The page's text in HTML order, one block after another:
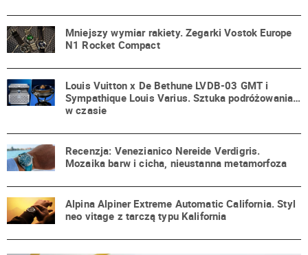
Mniejszy wymiar rakiety. Zegarki Vostok Europe
N1 Rocket Compact
Louis Vuitton x De Bethune LVDB-03 GMT i
Sympathique Louis Varius. Sztuka podróżowania…
w czasie
Recenzja: Venezianico Nereide Verdigris.
Mozaika barw i cicha, nieustanna metamorfoza
Alpina Alpiner Extreme Automatic California. Styl
neo vitage z tarczą typu Kalifornia